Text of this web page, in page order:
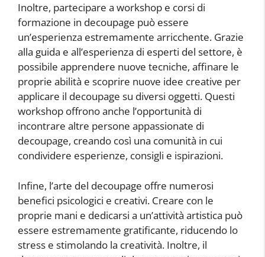
Inoltre, partecipare a workshop e corsi di
formazione in decoupage può essere
un’esperienza estremamente arricchente. Grazie
alla guida e all’esperienza di esperti del settore, è
possibile apprendere nuove tecniche, affinare le
proprie abilità e scoprire nuove idee creative per
applicare il decoupage su diversi oggetti. Questi
workshop offrono anche l’opportunità di
incontrare altre persone appassionate di
decoupage, creando così una comunità in cui
condividere esperienze, consigli e ispirazioni.
Infine, l’arte del decoupage offre numerosi
benefici psicologici e creativi. Creare con le
proprie mani e dedicarsi a un’attività artistica può
essere estremamente gratificante, riducendo lo
stress e stimolando la creatività. Inoltre, il